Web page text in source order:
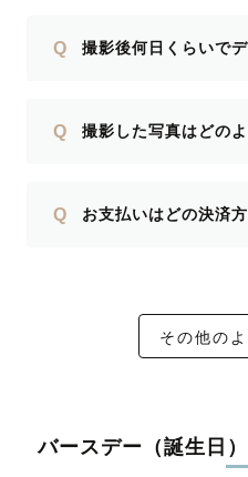
Q 撮影後何日くらいで
Q 撮影した写真はどの
Q お支払いはどの決済
その他の
バースデー（誕生日